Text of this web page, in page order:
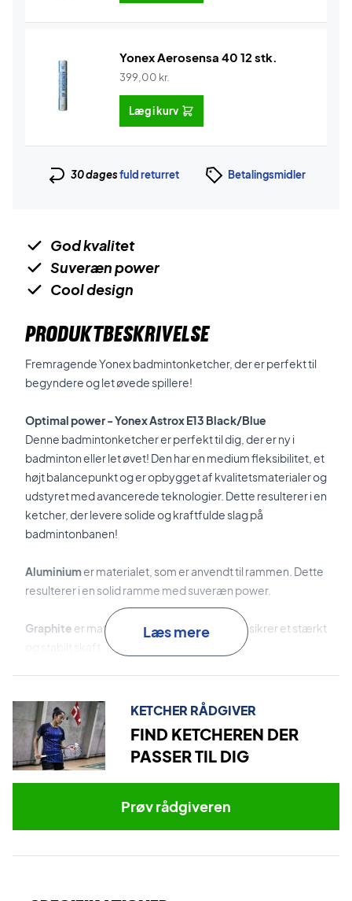
Yonex Aerosensa 40 12 stk.
399,00 kr.
Læg i kurv
30 dagesfuld returret Betalingsmidler
God kvalitet
Suveræn power
Cool design
PRODUKTBESKRIVELSE
Fremragende Yonex badmintonketcher, der er perfekt til
begyndere og let øvede spillere!
Optimal power - Yonex Astrox E13 Black/Blue
Denne badmintonketcher er perfekt til dig, der er ny i
badminton eller let øvet! Den har en medium fleksibilitet, et
højt balancepunkt og er opbygget af kvalitetsmaterialer og
udstyret med avancerede teknologier. Dette resulterer i en
ketcher, der levere solide og kraftfulde slag på
badmintonbanen!
Aluminiumer materialet, som er anvendt til rammen. Dette
resulterer i en solid ramme med suveræn power.
Graphite er materialet brugt i skaftet. Dette sikrer et stærkt
fordeler vægten jævnt og sikrer en bedre balance. Dette
sikrer en jævn overgang mellem offensive og defensive
slag.
sweetspottet, hvilket forbedrer præcision og kontrol.
Leveres medfabriksstrenge. Vi anbefaler, at du tilkøber en
Læs mere
KETCHER RÅDGIVER
FIND KETCHEREN DER
PASSER TIL DIG
Prøv rådgiveren